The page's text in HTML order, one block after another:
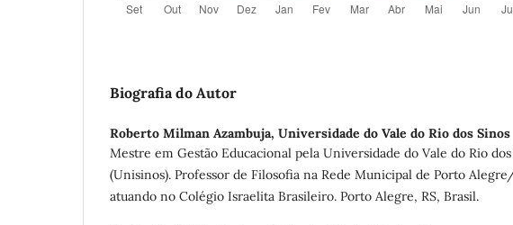
Biografia do Autor
Roberto Milman Azambuja, Universidade do Vale do Rio dos Sinos
Mestre em Gestão Educacional pela Universidade do Vale do Rio
(Unisinos). Professor de Filosofia na Rede Municipal de Porto
atuando no Colégio Israelita Brasileiro. Porto Alegre, RS, Brasil.